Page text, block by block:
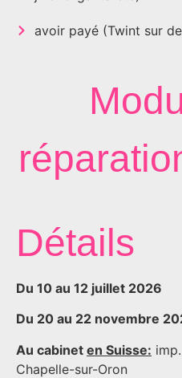
avoir payé (Twint sur
Détails
Du 10 au 12 juillet 2026
Du 20 au 22 novembre
Au cabinet en Suisse:
Chapelle-sur-Oron